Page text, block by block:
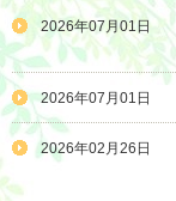
2026年07月01日
2026年07月01日
2026年02月26日